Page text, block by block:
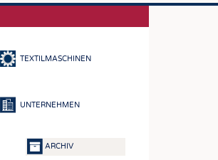
TEXTILMASCHINEN
UNTERNEHMEN
ARCHIV